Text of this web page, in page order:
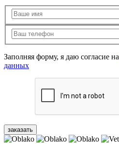
Заполняя форму, я даю согласие на
данных